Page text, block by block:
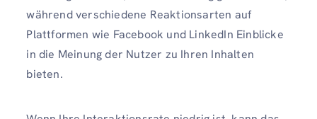
während verschiedene Reaktionsarten auf
Plattformen wie Facebook und LinkedIn Einblicke
in die Meinung der Nutzer zu Ihren Inhalten
bieten.